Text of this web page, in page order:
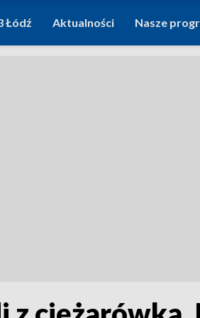
Łódź Aktualności Nasze